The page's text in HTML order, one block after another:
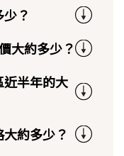
？
大約多少？
半年的大
約多少？